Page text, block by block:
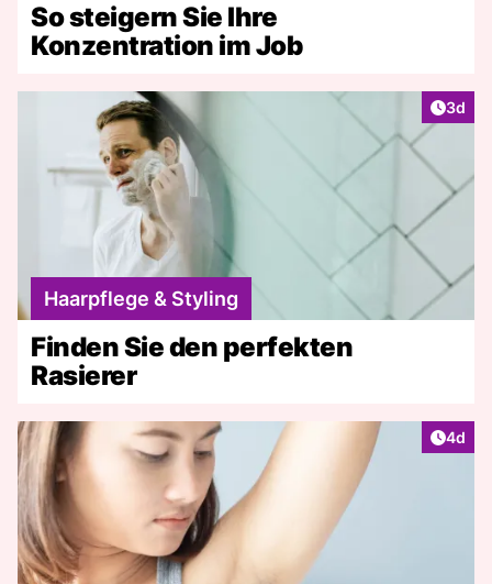
So steigern Sie Ihre
Konzentration im Job
3d
Haarpflege & Styling
Finden Sie den perfekten
Rasierer
4d